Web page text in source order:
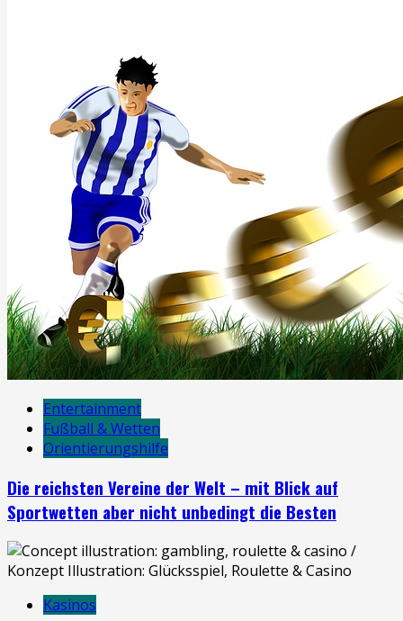
Entertainment
Fußball & Wetten
Orientierungshilfe
Die reichsten Vereine der Welt – mit Blick auf
Sportwetten aber nicht unbedingt die Besten
Kasinos